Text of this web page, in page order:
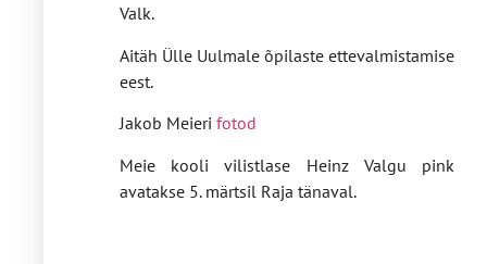
Valk.
Aitäh Ülle Uulmale õpilaste ettevalmistamise
eest.
Jakob Meieri fotod
Meie kooli vilistlase Heinz Valgu pink
avatakse 5. märtsil Raja tänaval.